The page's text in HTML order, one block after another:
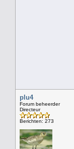
plu4
Forum beheerder
Directeur
Berichten: 273